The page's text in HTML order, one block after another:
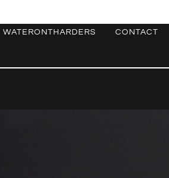
WATERONTHARDERS CONTACT